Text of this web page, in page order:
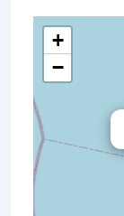
+
−